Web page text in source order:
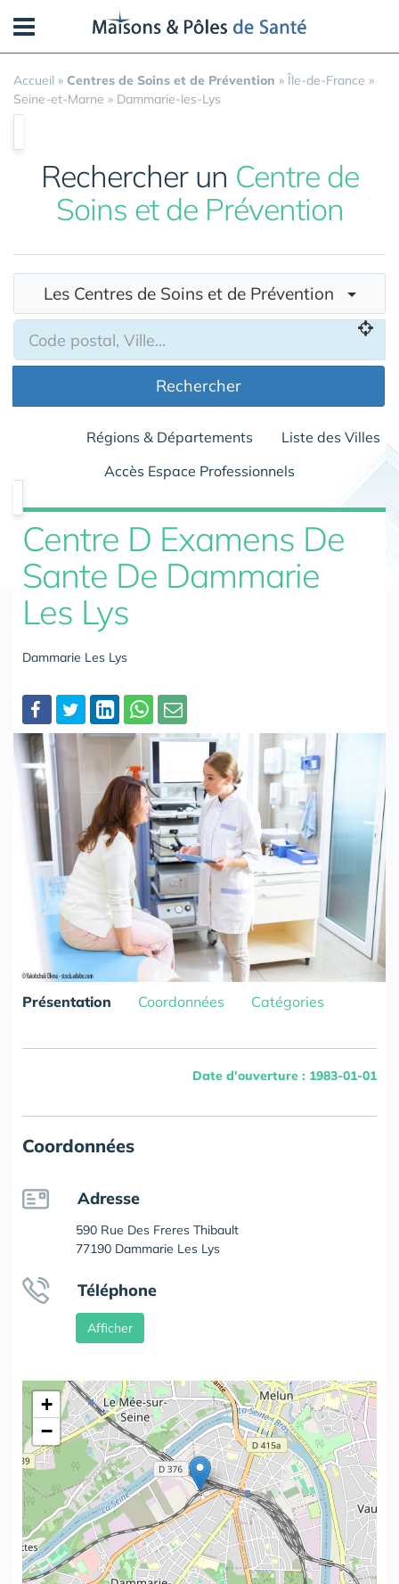
Accueil » Centres de Soins et de Prévention » Île-de-France »
Seine-et-Marne » Dammarie-les-Lys
Rechercher un Centre de
Soins et de Prévention
Les Centres de Soins et de Prévention
Rechercher
Régions & Départements
Liste des Villes
Accès Espace Professionnels
Centre D Examens De
Sante De Dammarie
Les Lys
Dammarie Les Lys
Partager
Présentation Coordonnées Catégories
Date d'ouverture : 1983-01-01
Coordonnées
Adresse
590 Rue Des Freres Thibault
77190 Dammarie Les Lys
Téléphone
Afficher
+
−
Panneau de gestion des cookies